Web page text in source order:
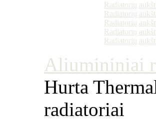
Radiatorių
Radiatorių
Radiatorių
Radiatorių
Radiatorių
Aliumininiai
Hurta
radiatoriai